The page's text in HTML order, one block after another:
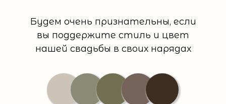
Будем очень признательны, если
вы поддержите стиль и цвет
нашей свадьбы в своих нарядах